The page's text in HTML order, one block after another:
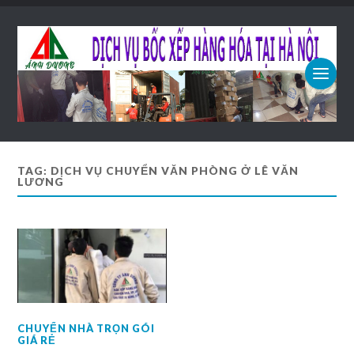
TAG: DỊCH VỤ CHUYỂN VĂN PHÒNG Ở LÊ VĂN
LƯƠNG
CHUYỂN NHÀ TRỌN GÓI
GIÁ RẺ